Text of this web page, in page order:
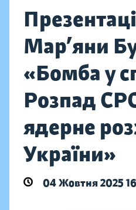
Мар’яни
«Бомба у
Розпад
ядерне
України»
04 Жовтня 2025